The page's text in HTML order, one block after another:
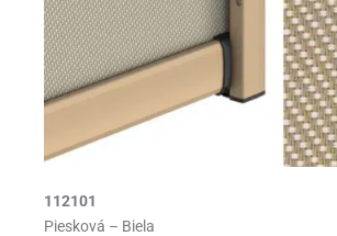
112101
Piesková – Biela